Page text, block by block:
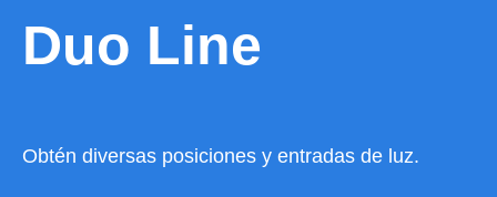
Duo Line
Obtén diversas posiciones y entradas de luz.